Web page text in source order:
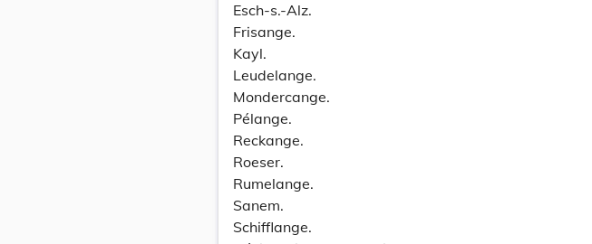
Esch-s.-Alz.
Frisange.
Kayl.
Leudelange.
Mondercange.
Pélange.
Reckange.
Roeser.
Rumelange.
Sanem.
Schifflange.